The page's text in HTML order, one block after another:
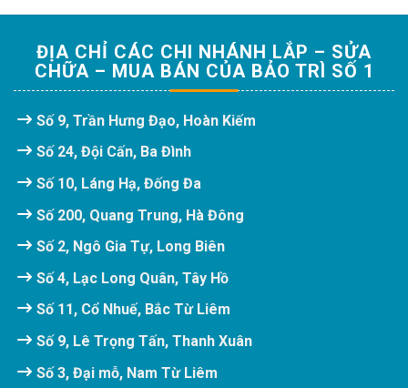
ĐỊA CHỈ CÁC CHI NHÁNH LẮP – SỬA
CHỮA – MUA BÁN CỦA BẢO TRÌ SỐ 1
Số 9, Trần Hưng Đạo, Hoàn Kiếm
Số 24, Đội Cấn, Ba Đình
Số 10, Láng Hạ, Đống Đa
Số 200, Quang Trung, Hà Đông
Số 2, Ngô Gia Tự, Long Biên
Số 4, Lạc Long Quân, Tây Hồ
Số 11, Cổ Nhuế, Bắc Từ Liêm
Số 9, Lê Trọng Tấn, Thanh Xuân
Số 3, Đại mỗ, Nam Từ Liêm